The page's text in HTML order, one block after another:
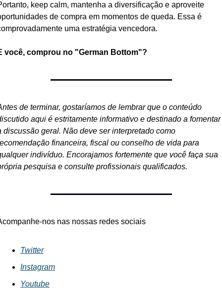
keep calm, mantenha a diversificação e aproveite
de compra em momentos de queda. Essa é
uma estratégia vencedora.
você, comprou no "German Bottom"?
de terminar, gostaríamos de lembrar que o conteúdo
aqui é estritamente informativo e destinado a fomentar
discussão geral. Não deve ser interpretado como
financeira, fiscal ou conselho de vida para
indivíduo. Encorajamos fortemente que você faça sua
pesquisa e consulte profissionais qualificados.
nos nas nossas redes sociais
Twitter
Instagram
Youtube